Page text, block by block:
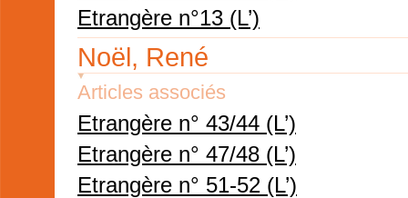
Etrangère n°13 (L’)
Noël, René
Articles associés
Etrangère n° 43/44 (L’)
Etrangère n° 47/48 (L’)
Etrangère n° 51-52 (L’)